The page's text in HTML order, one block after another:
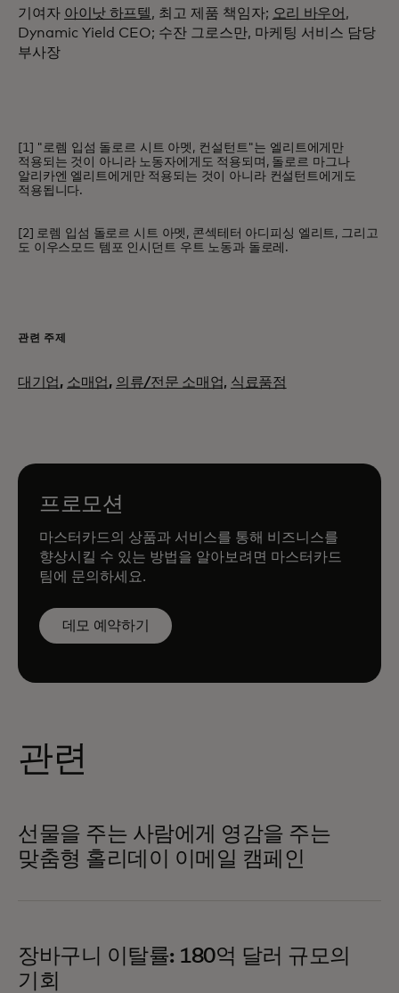
기여자 아이낫 하프텔, 최고 제품 책임자; 오리 바우어 ,
Dynamic Yield CEO; 수잔 그로스만, 마케팅 서비스 담당
부사장
[1] "로렘 입섬 돌로르 시트 아멧, 컨설턴트"는 엘리트에게만
적용되는 것이 아니라 노동자에게도 적용되며, 돌로르 마그나
알리카엔 엘리트에게만 적용되는 것이 아니라 컨설턴트에게도
적용됩니다.
[2] 로렘 입섬 돌로르 시트 아멧, 콘섹테터 아디피싱 엘리트, 그리고
도 이우스모드 템포 인시던트 우트 노동과 돌로레.
관련 주제
대기업, 소매업, 의류/전문 소매업, 식료품점
프로모션
마스터카드의 상품과 서비스를 통해 비즈니스를
향상시킬 수 있는 방법을 알아보려면 마스터카드
팀에 문의하세요.
데모 예약하기
관련
선물을 주는 사람에게 영감을 주는
맞춤형 홀리데이 이메일 캠페인
장바구니 이탈률: 180억 달러 규모의
기회